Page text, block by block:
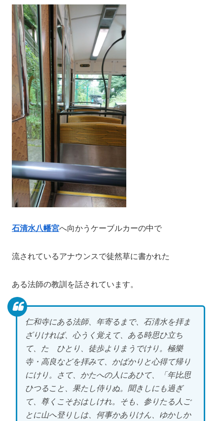
石清水八幡宮へ向かうケーブルカーの中で
流されているアナウンスで徒然草に書かれた
ある法師の教訓を話されています。
仁和寺にある法師、年寄るまで、石淸水を拝ま
ざりければ、心うく覚えて、ある時思ひ立ち
て、たゞひとり、徒歩よりまうでけり。極樂
寺・高良などを拝みて、かばかりと心得て帰り
にけり。さて、かたへの人にあひて、「年比思
ひつること、果たし侍りぬ。聞きしにも過ぎ
て、尊くこそおはしけれ。そも、参りたる人ご
とに山へ登りしは、何事かありけん、ゆかしか